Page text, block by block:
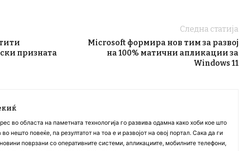
призната
Следна статија
Microsoft формира нов тим за развој
на 100% матични апликации за
Windows 11
во областа на паметната технологија го развива одамна како хоби кое што
нешто повеќе, па резултатот на тоа е и развојот на овој портал. Сака да ги
поврзани со оперативните системи, апликациите, мобилните телефони,